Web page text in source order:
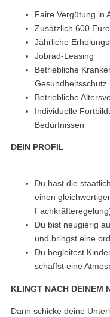
Faire Vergütung in
Zusätzlich 600
Jährliche
Jobrad-Leasing
Betriebliche
Betriebliche
Individuelle
Bedürfnissen
DEIN PROFIL
Du hast die
einen
Du bist neugierig
und bringst eine
Du begleitest
schaffst eine
KLINGT NACH DEINEM
Dann schicke deine